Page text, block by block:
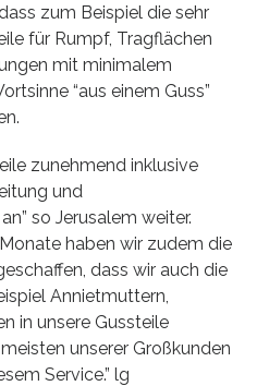
zum Beispiel die sehr
für Rumpf, Tragflächen
mit minimalem
“aus einem Guss”
zunehmend inklusive
und
so Jerusalem weiter.
haben wir zudem die
dass wir auch die
Annietmuttern,
in unsere Gussteile
unserer Großkunden
Service.” lg